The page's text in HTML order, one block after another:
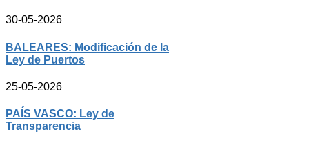
30-05-2026
BALEARES: Modificación de la
Ley de Puertos
25-05-2026
PAÍS VASCO: Ley de
Transparencia